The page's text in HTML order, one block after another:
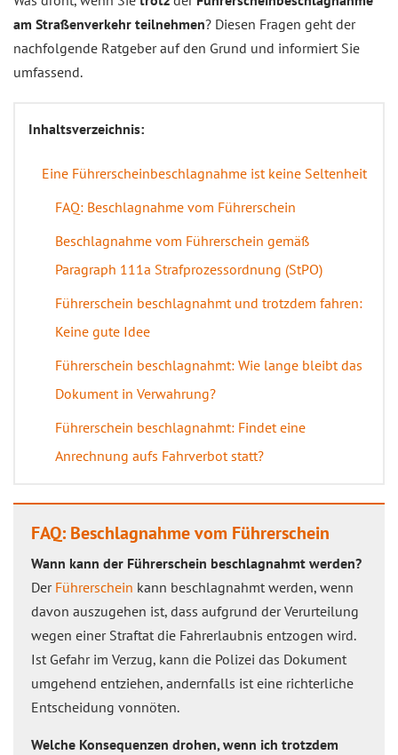
am Straßenverkehr teilnehmen? Diesen Fragen geht der
nachfolgende Ratgeber auf den Grund und informiert Sie
umfassend.
Inhaltsverzeichnis:
Eine Führerscheinbeschlagnahme ist keine Seltenheit
FAQ: Beschlagnahme vom Führerschein
Beschlagnahme vom Führerschein gemäß
Paragraph 111a Strafprozessordnung (StPO)
Führerschein beschlagnahmt und trotzdem fahren:
Keine gute Idee
Führerschein beschlagnahmt: Wie lange bleibt das
Dokument in Verwahrung?
Führerschein beschlagnahmt: Findet eine
Anrechnung aufs Fahrverbot statt?
FAQ: Beschlagnahme vom Führerschein
Wann kann der Führerschein beschlagnahmt werden?
Der Führerschein kann beschlagnahmt werden, wenn
davon auszugehen ist, dass aufgrund der Verurteilung
wegen einer Straftat die Fahrerlaubnis entzogen wird.
Ist Gefahr im Verzug, kann die Polizei das Dokument
umgehend entziehen, andernfalls ist eine richterliche
Entscheidung vonnöten.
Welche Konsequenzen drohen, wenn ich trotzdem